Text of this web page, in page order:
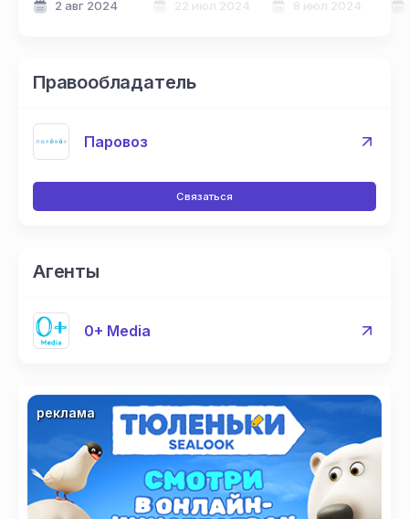
2 авг 2024
гостей
Афиша»
22 июл 2024
поздравляют
8 июл 2024
Правообладатель
Паровоз
Связаться
Агенты
0+ Media
реклама